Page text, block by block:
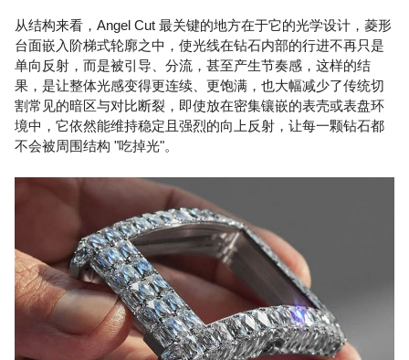
从结构来看，Angel Cut 最关键的地方在于它的光学设计，菱形
台面嵌入阶梯式轮廓之中，使光线在钻石内部的行进不再只是
单向反射，而是被引导、分流，甚至产生节奏感，这样的结
果，是让整体光感变得更连续、更饱满，也大幅减少了传统切
割常见的暗区与对比断裂，即使放在密集镶嵌的表壳或表盘环
境中，它依然能维持稳定且强烈的向上反射，让每一颗钻石都
不会被周围结构 "吃掉光"。